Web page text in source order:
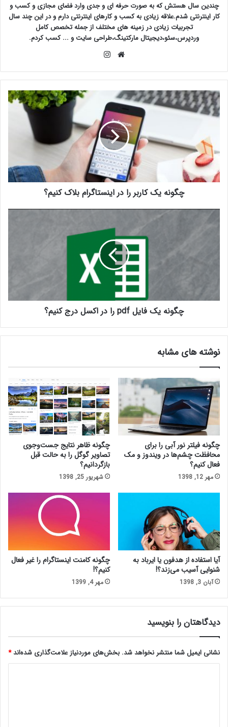
چندین سال هستش که به صورت حرفه ای و جدی وارد فضای مجازی و کسب و
کار اینترنتی شدم.علاقه زیادی به کسب و کارهای اینترنتی دارم و در این چند سال
تجربیات زیادی در زمینه های مختلف از جمله تخصص کامل
وردپرس،سئو،دیجیتال مارکتینگ،طراحی سایت و ... کسب کردم.
وبسایت
چگونه یک کاربر را در اینستاگرام بلاک کنیم؟
چگونه یک فایل pdf را در اکسل درج کنیم؟
نوشته های مشابه
چگونه فیلتر نور آبی را برای
محافظت چشم‌ها در ویندوز و مک
فعال کنیم؟
مهر 12, 1398
چگونه ظاهر نتایج جست‌وجوی
تصاویر گوگل را به حالت قبل
بازگردانیم؟
شهریور 25, 1398
آیا استفاده از هدفون یا ایرباد به
شنوایی آسیب می‌زند؟!
آبان 3, 1398
چگونه کامنت اینستاگرام را غیر فعال
کنیم؟!
مهر 4, 1399
دیدگاهتان را بنویسید
نشانی ایمیل شما منتشر نخواهد شد. بخش‌های موردنیاز علامت‌گذاری شده‌اند*